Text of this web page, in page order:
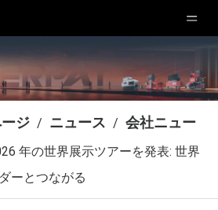
ジ / ニュース / 会社ニュー
年の世界展示ツアーを発表: 世界
ーとつながる